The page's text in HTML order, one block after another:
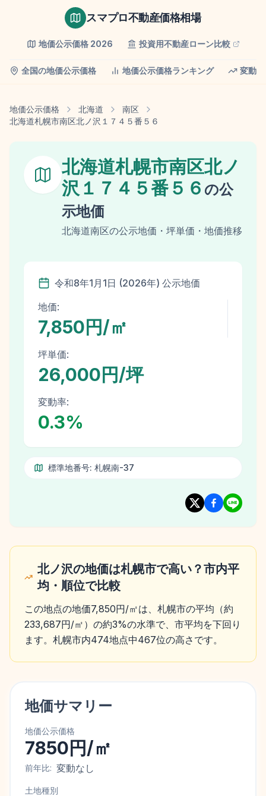
スマプロ不動産価格相場
地価公示価格 2026 投資用不動産ローン比較
全国の地価公示価格 地価公示価格ランキング 変動
地価公示価格 北海道
南区
北海道札幌市南区北ノ沢１７４５番５６
北海道札幌市南区北ノ
沢１７４５番５６ の公
示地価
北海道南区の公示地価 ・坪単価・地価推移
令和8年1月1日 (2026年) 公示地価
地価:
7,850円/㎡
坪単価:
26,000円/坪
変動率:
0.3%
標準地番号: 札幌南-37
北ノ沢の地価は札幌市で高い？市内平
均・順位で比較
この地点の地価7,850円/㎡は、札幌市の平均（約
233,687円/㎡）の約3%の水準で、市平均を下回り
ます。札幌市内474地点中467位の高さです。
地価サマリー
地価公示価格
7850円/㎡
前年比: 変動なし
土地種別